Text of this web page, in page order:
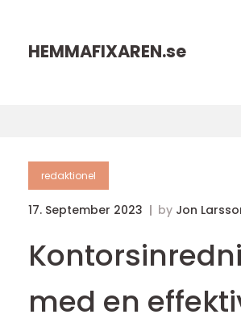
HEMMAFIXAREN.se
redaktionel
17. September 2023 by Jon
med en